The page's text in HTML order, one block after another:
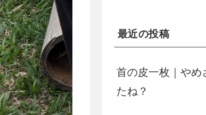
最近の投稿
首の皮一枚｜やめ
たね？